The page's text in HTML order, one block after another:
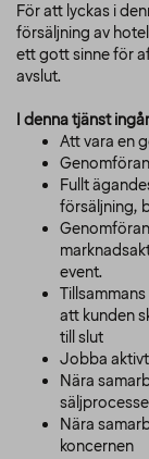
För att lyckas i
försäljning av
ett gott sinne för
avslut.
I denna tjänst
Att vara en
Fullt
försäljning,
event.
att kunden
till slut
Jobba
Nära
Nära
koncernen